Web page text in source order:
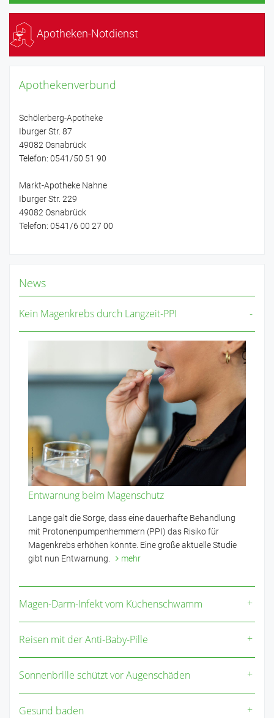
Apotheken-Notdienst
Apothekenverbund
Schölerberg-Apotheke
Iburger Str. 87
49082 Osnabrück
Telefon: 0541/50 51 90
Markt-Apotheke Nahne
Iburger Str. 229
49082 Osnabrück
Telefon: 0541/6 00 27 00
News
Kein Magenkrebs durch Langzeit-PPI
Entwarnung beim Magenschutz
Lange galt die Sorge, dass eine dauerhafte Behandlung
mit Protonenpumpenhemmern (PPI) das Risiko für
Magenkrebs erhöhen könnte. Eine große aktuelle Studie
gibt nun Entwarnung.
mehr
Magen-Darm-Infekt vom Küchenschwamm
Reisen mit der Anti-Baby-Pille
Sonnenbrille schützt vor Augenschäden
Gesund baden